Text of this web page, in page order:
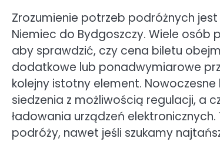
Zrozumienie potrzeb podróżnych
Niemiec do Bydgoszczy. Wiele
aby sprawdzić, czy cena biletu
dodatkowe lub ponadwymiarowe
kolejny istotny element.
siedzenia z możliwością regulacji, a
ładowania urządzeń
podróży, nawet jeśli szukamy